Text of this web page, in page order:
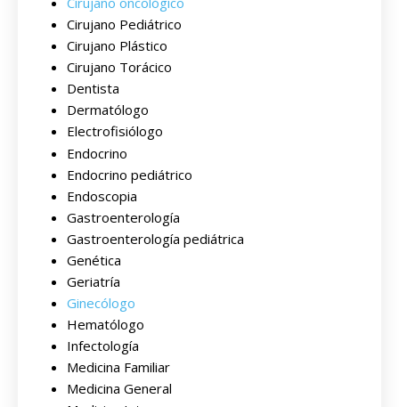
Cirujano Pediátrico
Cirujano Plástico
Cirujano Torácico
Dentista
Dermatólogo
Electrofisiólogo
Endocrino
Endocrino pediátrico
Endoscopia
Gastroenterología
Gastroenterología pediátrica
Genética
Geriatría
Ginecólogo
Hematólogo
Infectología
Medicina Familiar
Medicina General